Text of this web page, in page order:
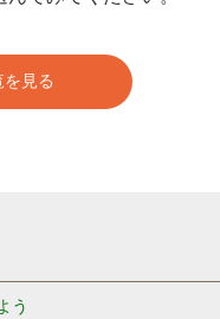
見る
う